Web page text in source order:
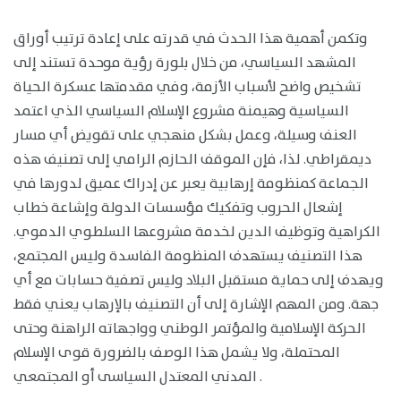
وتكمن أهمية هذا الحدث في قدرته على إعادة ترتيب أوراق
المشهد السياسي، من خلال بلورة رؤية موحدة تستند إلى
تشخيص واضح لأسباب الأزمة، وفي مقدمتها عسكرة الحياة
السياسية وهيمنة مشروع الإسلام السياسي الذي اعتمد
العنف وسيلة، وعمل بشكل منهجي على تقويض أي مسار
ديمقراطي. لذا، فإن الموقف الحازم الرامي إلى تصنيف هذه
الجماعة كمنظومة إرهابية يعبر عن إدراك عميق لدورها في
إشعال الحروب وتفكيك مؤسسات الدولة وإشاعة خطاب
الكراهية وتوظيف الدين لخدمة مشروعها السلطوي الدموي.
هذا التصنيف يستهدف المنظومة الفاسدة وليس المجتمع،
ويهدف إلى حماية مستقبل البلاد وليس تصفية حسابات مع أي
جهة. ومن المهم الإشارة إلى أن التصنيف بالإرهاب يعني فقط
الحركة الإسلامية والمؤتمر الوطني وواجهاته الراهنة وحتى
المحتملة، ولا يشمل هذا الوصف بالضرورة قوى الإسلام
المدني المعتدل السياسى أو المجتمعي .